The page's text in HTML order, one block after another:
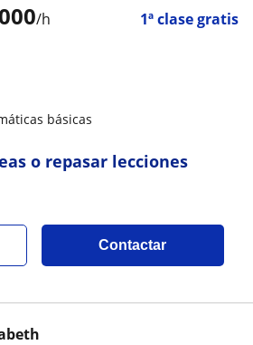
/h 1ª clase gratis
básicas
o repasar lecciones
Contactar